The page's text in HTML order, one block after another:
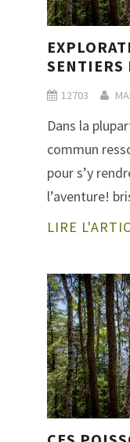
SENTIERS
12703
Dans la
commun
pour s’y
l’aventure!
LIRE